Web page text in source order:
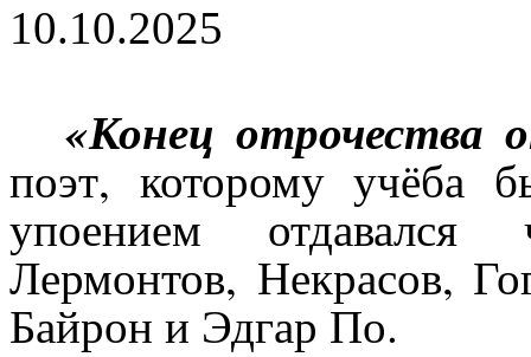
10.10.2025
«Конец отрочества
поэт, которому учёба
упоением
Лермонтов, Некрасов,
Байрон и Эдгар По.